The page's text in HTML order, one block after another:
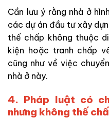
Cần lưu ý rằng nhà ở
các dự án đầu tư xây
thế chấp không thuộc
kiện hoặc tranh chấp
cũng như về việc
nhà ở này.
4. Pháp luật có
nhưng không thế